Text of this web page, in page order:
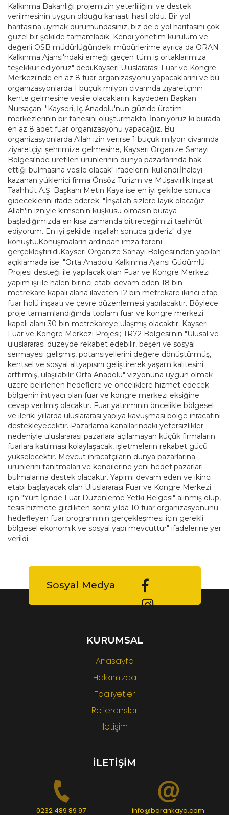
Kalkınma Bakanlığı projemizin yeterliliğini ve destek
verilmesinin uygun olduğu kanaati hasıl oldu. Bir yol
haritasına uymak durumundasınız, biz de o yol haritasını çok
güzel bir şekilde tamamladık. Kendi yönetim kurulum ve
değerli OSB müdürlüğündeki müdürlerime ayrıca da ORAN
Kalkınma Ajansı'ndaki emeği geçen tüm iş ortaklarımıza
teşekkür ediyoruz" dedi.Kayseri Uluslararası Fuar ve Kongre
Merkezi'nde en az 8 fuar organizasyonu yapacaklarını ve bu
organizasyonlarda 1 buçuk milyon civarında ziyaretçinin
kente gelmesine vesile olacaklarını kaydeden Başkan
Nursaçan; "Kayseri, İç Anadolu'nun güzide üretim
merkezlerinin bir tanesini oluşturmakta. İnanıyoruz ki burada
en az 8 adet fuar organizasyonu yapacağız. Bu
organizasyonlarda Allah izin verirse 1 buçuk milyon civarında
ziyaretçiyi şehrimize gelmesine, Kayseri Organize Sanayi
Bölgesi'nde üretilen ürünlerinin dünya pazarlarında hak
ettiği bulmasına vesile olacak" ifadelerini kullandı.İhaleyi
kazanan yüklenici firma Önsöz Turizm ve Müşavirlik İnşaat
Taahhüt A.Ş. Başkanı Metin Kaya ise en iyi şekilde sonuca
gideceklerini ifade ederek; "İnşallah sizlere layık olacağız.
Allah'ın izniyle kimsenin kuşkusu olmasın buraya
başladığımızda en kısa zamanda bitireceğimizi taahhüt
ediyorum. En iyi şekilde inşallah sonuca gideriz" diye
konuştu.Konuşmaların ardından imza töreni
gerçekleştirildi.Kayseri Organize Sanayi Bölgesi'nden yapılan
açıklamada ise; "Orta Anadolu Kalkınma Ajansı Güdümlü
Projesi desteği ile yapılacak olan Fuar ve Kongre Merkezi
yapım işi ile halen birinci etabı devam eden 18 bin
metrekare kapalı alana ilaveten 12 bin metrekare ikinci etap
fuar holü inşaatı ve çevre düzenlemesi yapılacaktır. Böylece
proje tamamlandığında toplam fuar ve kongre merkezi
kapalı alanı 30 bin metrekareye ulaşmış olacaktır. Kayseri
Fuar ve Kongre Merkezi Projesi; TR72 Bölgesi'nin "Ulusal ve
uluslararası düzeyde rekabet edebilir, beşeri ve sosyal
sermayesi gelişmiş, potansiyellerini değere dönüştürmüş,
kentsel ve sosyal altyapısını geliştirerek yaşam kalitesini
arttırmış, ulaşılabilir Orta Anadolu" vizyonuna uygun olmak
üzere belirlenen hedeflere ve önceliklere hizmet edecek
bölgenin ihtiyacı olan fuar ve kongre merkezi eksiğine
cevap verilmiş olacaktır. Fuar yatırımının öncelikle bölgesel
ve ileriki yıllarda uluslararası yapıya kavuşması bölge ihracatını
destekleyecektir. Pazarlama kanallarındaki yetersizlikler
nedeniyle uluslararası pazarlara açılamayan küçük firmaların
fuarlara katılması kolaylaşacak, işletmelerin rekabet gücü
yükselecektir. Mevcut ihracatçıların dünya pazarlarına
ürünlerini tanıtmaları ve kendilerine yeni hedef pazarları
bulmalarına destek olacaktır. Yapımı devam eden ve ikinci
etabı başlayacak olan Uluslararası Fuar ve Kongre Merkezi
için "Yurt İçinde Fuar Düzenleme Yetki Belgesi" alınmış olup,
tesis hizmete girdikten sonra yılda 10 fuar organizasyonunu
hedefleyen fuar programının gerçekleşmesi için gerekli
bölgesel ekonomik ve sosyal yapı mevcuttur" ifadelerine yer
verildi.
Sosyal Medya
KURUMSAL
Anasayfa
Hakkımızda
Faaliyetler
Referanslar
İletişim
İLETİŞİM
0232 489 89 97 info@barankaya.com